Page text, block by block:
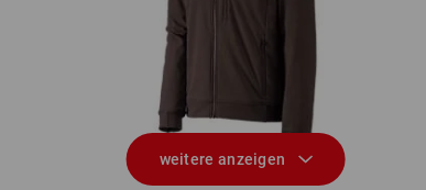
Jacke shellloft e.s.dynashield
weitere anzeigen